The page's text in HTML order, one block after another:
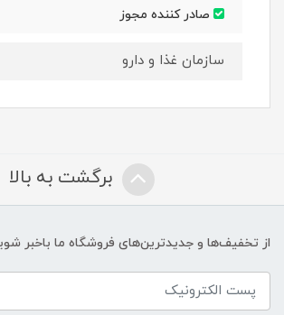
صادر کننده مجوز
سازمان غذا و دارو
برگشت به بالا
از تخفیف‌ها و جدیدترین‌های فروشگاه ما باخبر